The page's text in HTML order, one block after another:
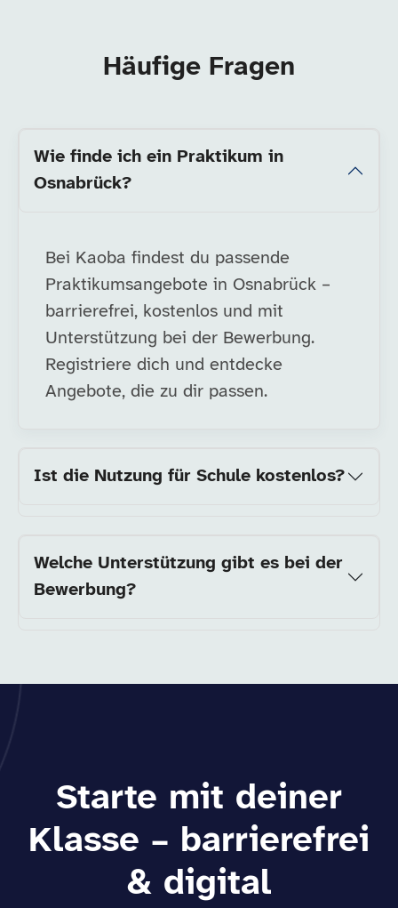
Häufige Fragen
Wie finde ich ein Praktikum in
Osnabrück?
Bei Kaoba findest du passende
Praktikumsangebote in Osnabrück –
barrierefrei, kostenlos und mit
Unterstützung bei der Bewerbung.
Registriere dich und entdecke
Angebote, die zu dir passen.
Ist die Nutzung für Schule kostenlos?
Welche Unterstützung gibt es bei der
Bewerbung?
Starte mit deiner
Klasse – barrierefrei
& digital